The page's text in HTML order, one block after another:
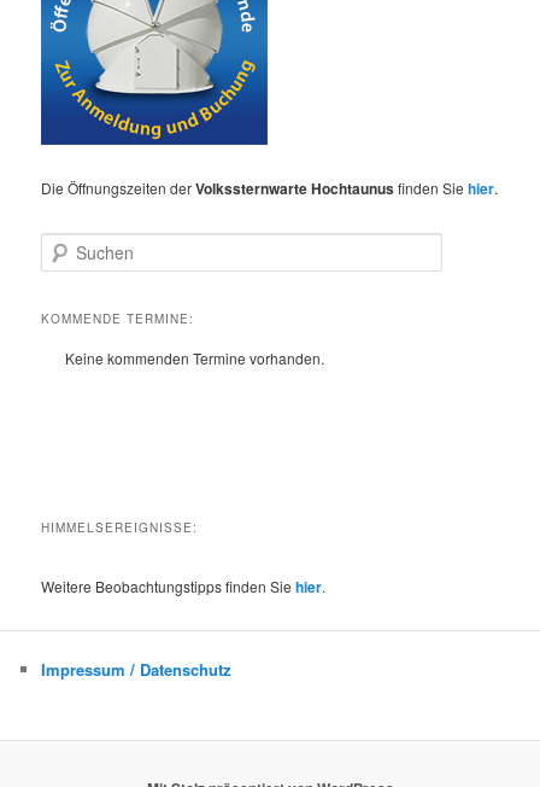
Die Öffnungszeiten derVolkssternwarte Hochtaunusfinden Siehier.
u
h
KOMMENDE TERMINE:
Keine kommenden Termine vorhanden.
HIMMELSEREIGNISSE:
Weitere Beobachtungstipps finden Siehier.
Impressum / Datenschutz